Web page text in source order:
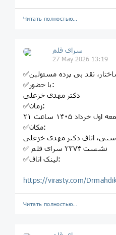
Читать полностью…
سرای قلم
27 May 2026 13:19
✅با حضور:
دکتر مهدی خزعلی
✅زمان:
اول خرداد ١۴٠۵ ساعت ٢١
✅مکان:
اتاق دکتر مهدی خزعلی
✅ نشست ٢٣٧۴ سرای قلم
✅لینک اتاق:
https://virasty.com/
Читать полностью…